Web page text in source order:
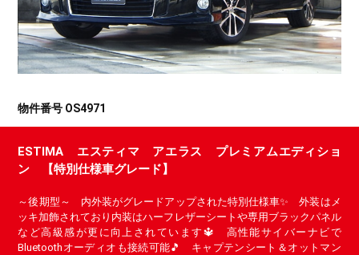
物件番号 OS4971
ESTIMA エスティマ アエラス プレミアムエディショ
ン 【特別仕様車グレード】
～後期型～ 内外装がグレードアップされた特別仕様車✨ 外装はメ
ッキ加飾されており内装はハーフレザーシートや専用ブラックパネル
など高級感が更に向上されています🔱 高性能サイバーナビで
Bluetoothオーディオも接続可能🎵 キャプテンシート＆オットマン